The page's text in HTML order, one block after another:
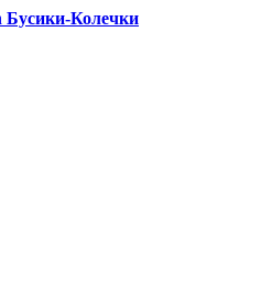
Бусики-Колечки